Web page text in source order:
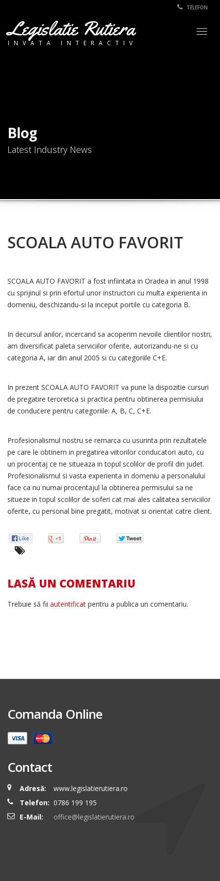
TELEFON
Legislatie Rutiera
INVATA INTERACTIV
Blog
Latest Industry News
SCOALA AUTO FAVORIT
SCOALA AUTO FAVORIT a fost infiintata in Oradea in anul 1998
cu sprijinul si prin efortul unor instructori cu multa experienta in
domeniu, deschizandu-si la inceput portile cu categoria B.
In decursul anilor, incercand sa acoperim nevoile clientilor nostri,
am diversificat paleta serviciilor oferite, autorizandu-ne si cu
categoria A, iar din anul 2005 si cu categoriile C+E.
In prezent SCOALA AUTO FAVORIT va pune la dispozitie cursuri
de pregatire teroretica si practica pentru obtinerea permisiului
de conducere pentru categoriile: A, B, C, C+E.
Profesionalismul nostru se remarca cu usurinta prin rezultatele
pe care le obtinem in pregatirea viitorilor conducatori auto, cu
un procentaj ce ne situeaza in topul scolilor de profil din judet.
Profesionalismul si vasta experienta in domeniu a personalului
face ca nu numai procentajul la obtinerea permisului sa ne
situeze in topul scolilor de soferi cat mai ales calitatea serviciilor
oferite, cu personal bine pregatit, motivat si orientat catre client.
LASĂ UN COMENTARIU
Trebuie să fii autentificat pentru a publica un comentariu.
Comanda Online
Contact
Adresă:
www.legislatierutiera.ro
Telefon: 0786 199 195
E-Mail:
office@legislatierutiera.ro